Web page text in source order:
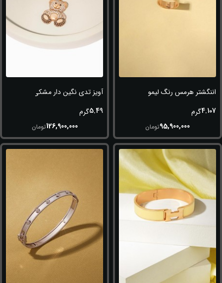
اننگشتر هرمس رنگ لیمویی
4.107گرم
95,900,000تومان
آویز تدی نگین دار مشکی
5.49گرم
126,900,000تومان